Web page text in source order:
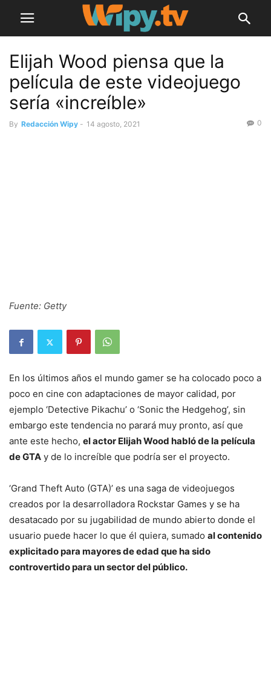
Elijah Wood piensa que la
película de este videojuego
sería «increíble»
By Redacción Wipy - 14 agosto, 2021 0
Fuente: Getty
En los últimos años el mundo gamer se ha colocado poco a
poco en cine con adaptaciones de mayor calidad, por
ejemplo ‘Detective Pikachu’ o ‘Sonic the Hedgehog’, sin
embargo este tendencia no parará muy pronto, así que
ante este hecho, el actor Elijah Wood habló de la película
de GTA y de lo increíble que podría ser el proyecto.
‘Grand Theft Auto (GTA)’ es una saga de videojuegos
creados por la desarrolladora Rockstar Games y se ha
desatacado por su jugabilidad de mundo abierto donde el
usuario puede hacer lo que él quiera, sumado al contenido
explicitado para mayores de edad que ha sido
controvertido para un sector del público.